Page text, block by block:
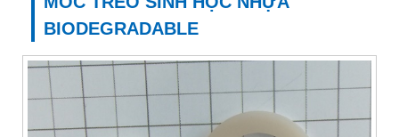
BIODEGRADABLE